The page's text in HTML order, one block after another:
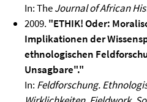
In: TheJournal of African
2009. "ETHIK! Oder:
Implikationen der
ethnologischen
Unsagbare"."
In: Feldforschung.